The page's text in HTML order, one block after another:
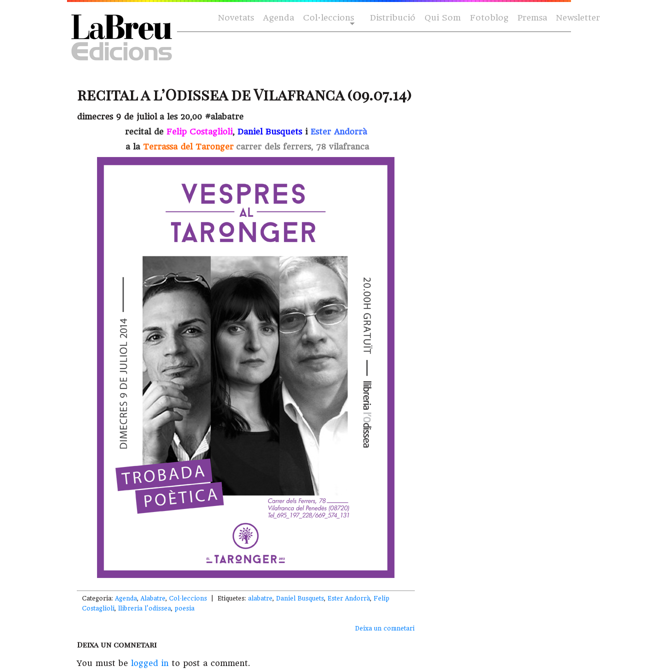
Novetats Agenda Col·leccions Distribució Qui Som Fotoblog Premsa Newsletter
recital a l’Odissea de Vilafranca (09.07.14)
dimecres 9 de juliola les 20,00 #alabatre
recital de Felip Costaglioli, Daniel Busquetsi Ester Andorrà
a la Terrassa del Taronger carrer dels ferrers, 78 vilafranca
Categoria:Agenda,Alabatre,Col·leccions | Etiquetes:alabatre,Daniel Busquets, Ester Andorrà, Felip
Costaglioli,llibreria l'odissea, poesia
Deixa un comnetari
Deixa un comnetari
You must belogged in to post a comment.